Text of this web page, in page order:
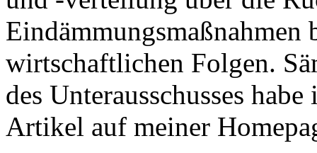
wirtschaftlichen Folgen.
des Unterausschusses
Artikel auf meiner